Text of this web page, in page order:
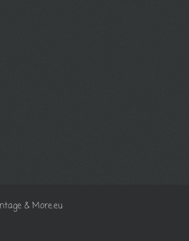
& More.eu